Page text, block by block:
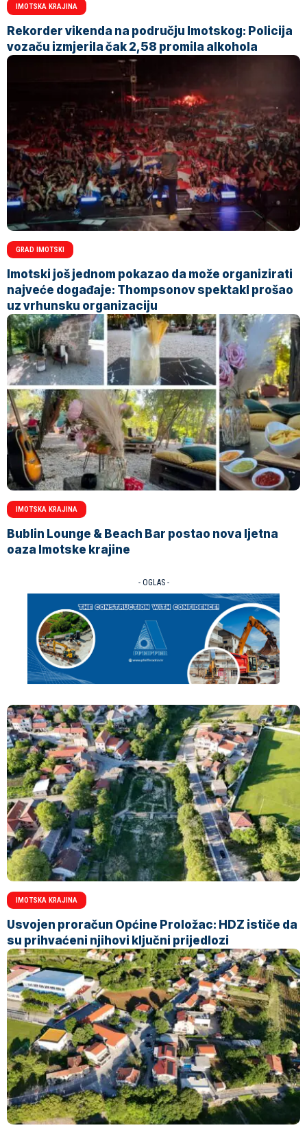
IMOTSKA KRAJINA
Rekorder vikenda na području Imotskog: Policija
vozaču izmjerila čak 2,58 promila alkohola
GRAD IMOTSKI
Imotski još jednom pokazao da može organizirati
najveće događaje: Thompsonov spektakl prošao
uz vrhunsku organizaciju
IMOTSKA KRAJINA
Bublin Lounge & Beach Bar postao nova ljetna
oaza Imotske krajine
- OGLAS -
IMOTSKA KRAJINA
Usvojen proračun Općine Proložac: HDZ ističe da
su prihvaćeni njihovi ključni prijedlozi